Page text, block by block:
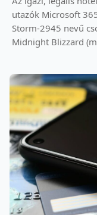
utazók Microsoft
Storm-2945 nevű
Midnight Blizzard